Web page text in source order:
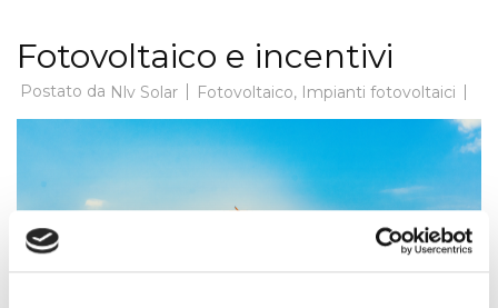
Fotovoltaico e incentivi
Postato da Nlv Solar Fotovoltaico, Impianti fotovoltaici